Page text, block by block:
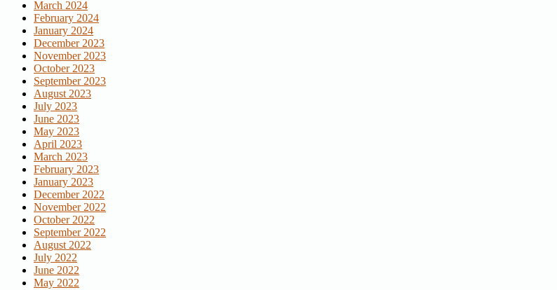
March 2024
February 2024
January 2024
December 2023
November 2023
October 2023
September 2023
August 2023
July 2023
June 2023
May 2023
April 2023
March 2023
February 2023
January 2023
December 2022
November 2022
October 2022
September 2022
August 2022
July 2022
June 2022
May 2022